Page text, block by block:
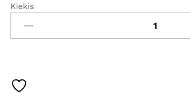
SSL0158
Autostarteris
Kiekis